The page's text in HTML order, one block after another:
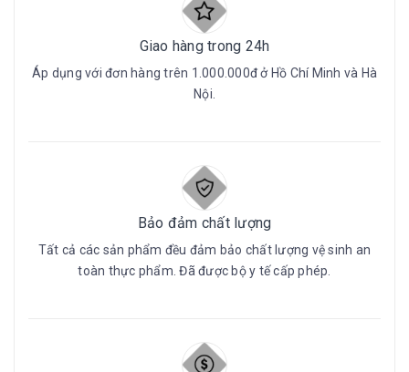
Giao hàng trong 24h
Áp dụng với đơn hàng trên 1.000.000đ ở Hồ Chí Minh và Hà
Nội.
Bảo đảm chất lượng
Tất cả các sản phẩm đều đảm bảo chất lượng vệ sinh an
toàn thực phẩm. Đã được bộ y tế cấp phép.